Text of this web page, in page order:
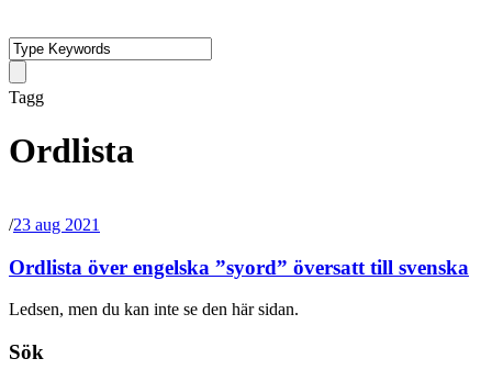
Tagg
Ordlista
/23 aug 2021
Ordlista över engelska ”syord” översatt till svenska
Ledsen, men du kan inte se den här sidan.
Sök